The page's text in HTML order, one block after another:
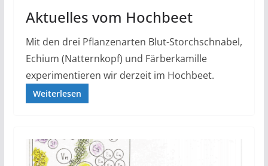
Aktuelles vom Hochbeet
Mit den drei Pflanzenarten Blut-Storchschnabel,
Echium (Natternkopf) und Färberkamille
experimentieren wir derzeit im Hochbeet.
Weiterlesen